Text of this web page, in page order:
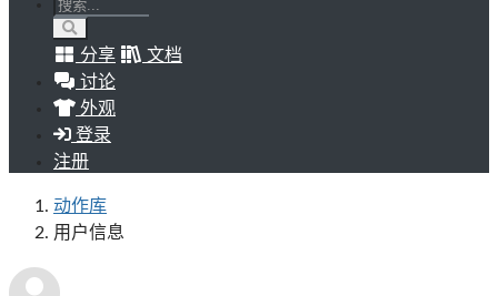
分享
文档
讨论
外观
登录
注册
动作库
用户信息